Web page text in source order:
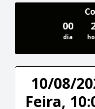
00
dia
10/08/
Feira,